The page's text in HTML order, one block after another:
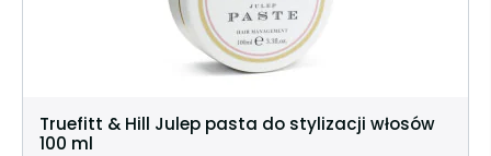
Truefitt & Hill Julep pasta do stylizacji włosów
100 ml